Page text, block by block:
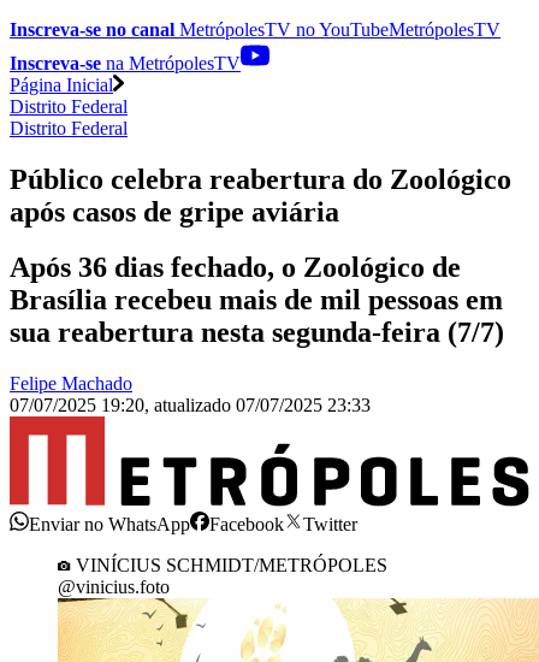
Inscreva-se no canal MetrópolesTV noYouTubeMetrópolesTV
Inscreva-se na MetrópolesTV
Página Inicial
Distrito Federal
Distrito Federal
Público celebra reabertura do Zoológico
após casos de gripe aviária
Após 36 dias fechado, o Zoológico de
Brasília recebeu mais de mil pessoas em
sua reabertura nesta segunda-feira (7/7)
Felipe Machado
07/07/2025 19:20, atualizado 07/07/2025 23:33
Enviar no WhatsApp Facebook
Twitter
VINÍCIUS SCHMIDT/METRÓPOLES
@vinicius.foto